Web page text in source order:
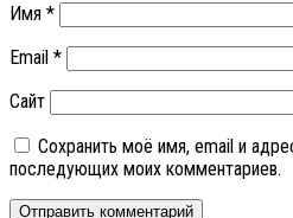
Имя *
Email *
Сайт
Сохранить моё имя, email и
последующих моих комментариев.